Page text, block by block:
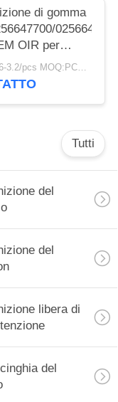
di gomma
OIR per
di BPW per il
USD2.46-3.2/pcs MOQ:PCS 1000
Tutti
del
del
libera di
del